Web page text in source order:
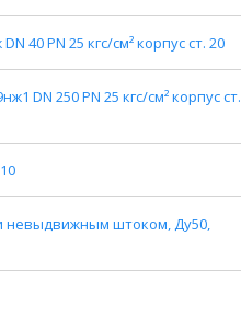
40 PN 25 кгс/см² корпус ст. 20
DN 250 PN 25 кгс/см² корпус ст.
невыдвижным штоком, Ду50,